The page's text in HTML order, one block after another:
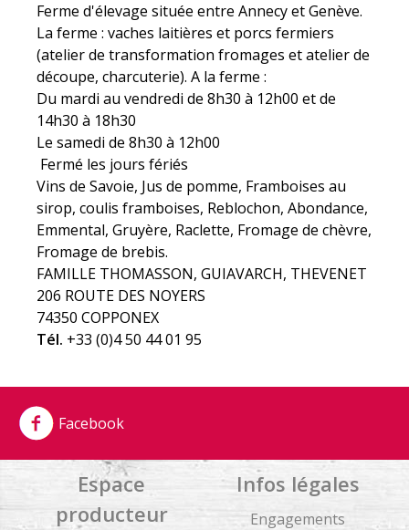
Ferme d'élevage située entre Annecy et Genève.
La ferme : vaches laitières et porcs fermiers
(atelier de transformation fromages et atelier de
découpe, charcuterie). A la ferme :
Du mardi au vendredi de 8h30 à 12h00 et de
14h30 à 18h30
Le samedi de 8h30 à 12h00
Fermé les jours fériés
Vins de Savoie, Jus de pomme, Framboises au
sirop, coulis framboises, Reblochon, Abondance,
Emmental, Gruyère, Raclette, Fromage de chèvre,
Fromage de brebis.
FAMILLE THOMASSON, GUIAVARCH, THEVENET
206 ROUTE DES NOYERS
74350 COPPONEX
Tél. +33 (0)4 50 44 01 95
Facebook
Infos légales
Engagements
Espace
producteur